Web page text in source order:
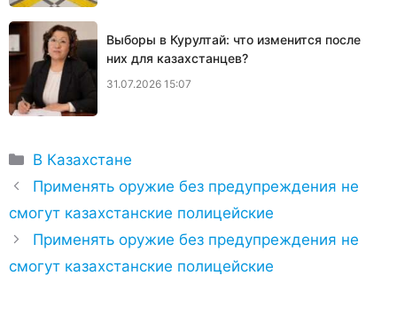
Выборы в Курултай: что изменится после
них для казахстанцев?
31.07.2026 15:07
Рубрики
В Казахстане
Применять оружие без предупреждения не
смогут казахстанские полицейские
Применять оружие без предупреждения не
смогут казахстанские полицейские